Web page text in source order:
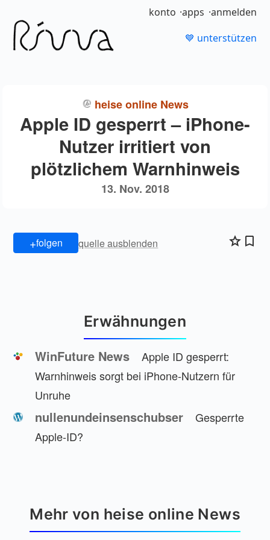
konto apps anmelden
💙 unterstützen
heise online News
Apple ID gesperrt – iPhone-
Nutzer irritiert von
plötzlichem Warnhinweis
13. Nov. 2018
+folgen quelle ausblenden
Erwähnungen
WinFuture News
Apple ID gesperrt:
Warnhinweis sorgt bei iPhone-Nutzern für
Unruhe
nullenundeinsenschubser
Gesperrte
Apple-ID?
Mehr von heise online News